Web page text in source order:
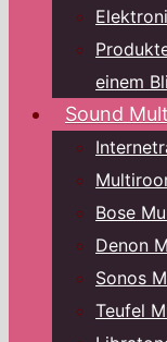
einem
Sound
Bose
Denon
Sonos
Teufel